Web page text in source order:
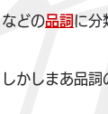
などの品詞 に分
しかしまあ品